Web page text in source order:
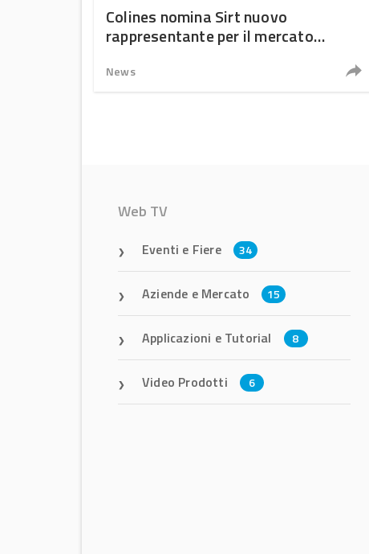
Colines nomina Sirt nuovo
rappresentante per il mercato
News
Web TV
Eventi e Fiere 34
Aziende e Mercato 15
Applicazioni e Tutorial 8
Video Prodotti 6